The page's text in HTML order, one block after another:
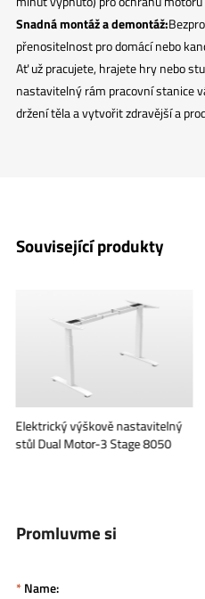
Snadná montáž a demontáž:
přenositelnost pro domácí nebo
Ať už pracujete, hrajete hry nebo
nastavitelný rám pracovní stanice
držení těla a vytvořit zdravější a
Související produkty
Elektrický výškově nastavitelný
stůl Dual Motor-3 Stage 8050
Promluvme si
*Name: